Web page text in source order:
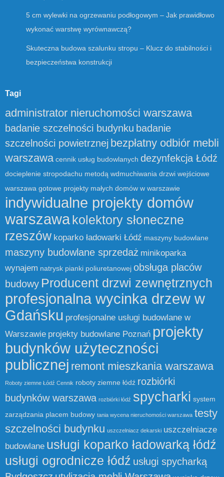
5 cm wylewki na ogrzewaniu podłogowym – Jak prawidłowo
wykonać warstwę wyrównawczą?
Skuteczna budowa szalunku stropu – Klucz do stabilności i
bezpieczeństwa konstrukcji
Tagi
administrator nieruchomości warszawa
badanie szczelności budynku badanie
szczelności powietrznej bezpłatny odbiór mebli
warszawa cennik usług budowlanych dezynfekcja Łódź
docieplenie stropodachu metodą wdmuchiwania drzwi wejściowe
warszawa gotowe projekty małych domów w warszawie
indywidualne projekty domów
warszawakolektory słoneczne
rzeszów koparko ładowarki Łódź maszyny budowlane
maszyny budowlane sprzedaż minikoparka
wynajem natrysk pianki poliuretanowej obsługa placów
budowy Producent drzwi zewnętrznych
profesjonalna wycinka drzew w
Gdańsku profesjonalne usługi budowlane w
Warszawie projekty budowlane Poznań projekty
budynków użyteczności
publicznej remont mieszkania warszawa
Roboty ziemne Łódź Cennik roboty ziemne łódź rozbiórki
budynków warszawa rozbiórki łódź spycharki system
zarządzania placem budowy tania wycena nieruchomości warszawa testy
szczelności budynku uszczelniacz dekarski uszczelniacze
budowlane usługi koparko ładowarką łódź
usługi ogrodnicze łódź usługi spycharką